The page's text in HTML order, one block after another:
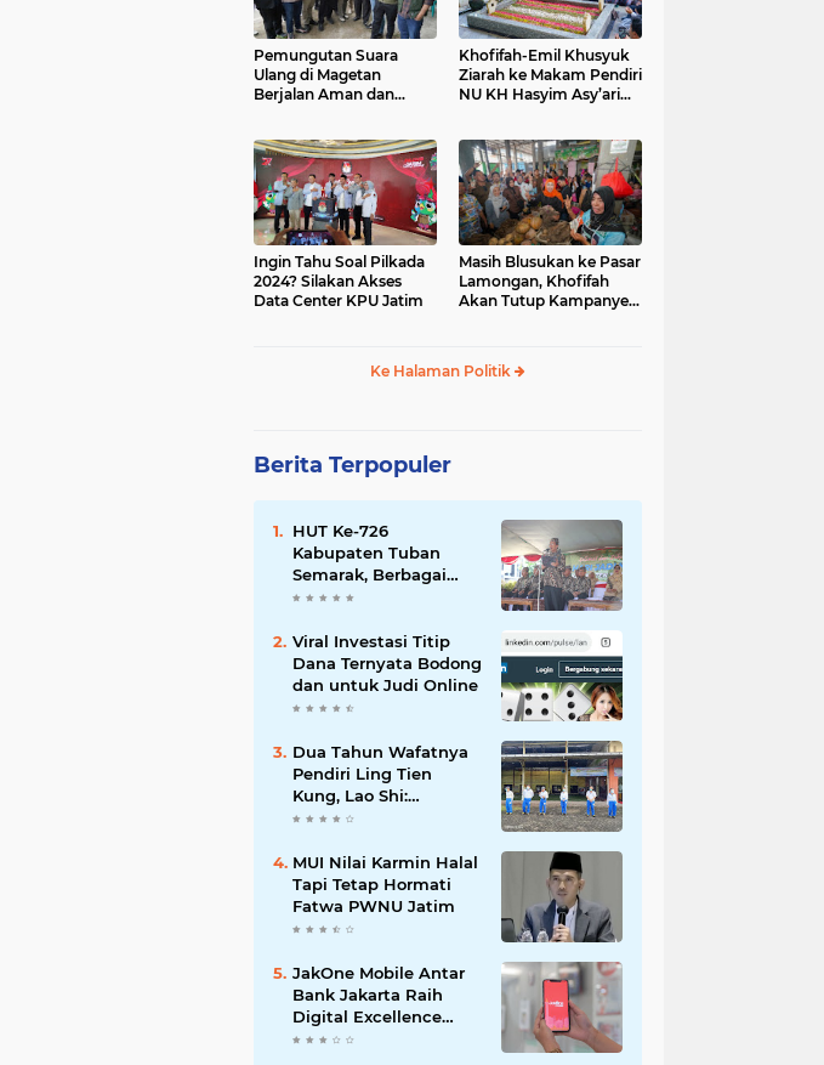
Pemungutan Suara
Ulang di Magetan
Berjalan Aman dan
Khofifah-Emil Khusyuk
Ziarah ke Makam Pendiri
NU KH Hasyim Asy’ari
Ingin Tahu Soal Pilkada
2024? Silakan Akses
Data Center KPU Jatim
Masih Blusukan ke Pasar
Lamongan, Khofifah
Akan Tutup Kampanye
Ke Halaman Politik
Berita Terpopuler
HUT Ke-726
Kabupaten Tuban
Semarak, Berbagai
Prestasinya Pun
Viral Investasi Titip
Dana Ternyata Bodong
dan untuk Judi Online
Dua Tahun Wafatnya
Pendiri Ling Tien
Kung, Lao Shi:
Amanah Harus Kita
MUI Nilai Karmin Halal
Tapi Tetap Hormati
Fatwa PWNU Jatim
JakOne Mobile Antar
Bank Jakarta Raih
Digital Excellence
Awards 2026